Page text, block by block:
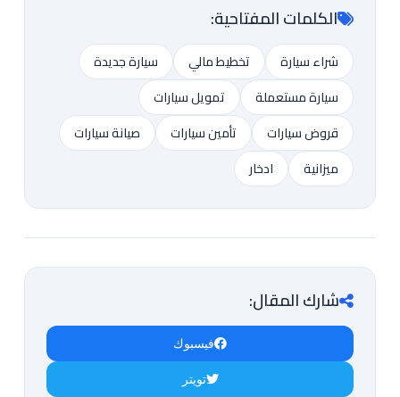
الكلمات المفتاحية:
شراء سيارة تخطيط مالي
سيارة جديدة
سيارة مستعملة
تمويل سيارات
قروض سيارات
تأمين سيارات
صيانة سيارات
ميزانية
ادخار
شارك المقال:
فيسبوك
تويتر